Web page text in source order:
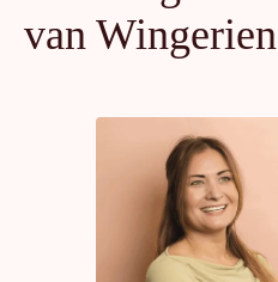
van Wingerien